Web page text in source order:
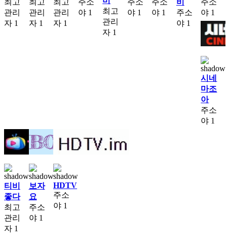
최고
관리
자 1
최고
관리
자 1
최고
관리
자 1
주소
야 1
최고
관리
자 1
주소
야 1
주소
야 1
비
주소
야 1
주소
야 1
시네
마조
아
주소
야 1
티비
좋다
최고
관리
자 1
보자
요
주소
야 1
HDTV
주소
야 1